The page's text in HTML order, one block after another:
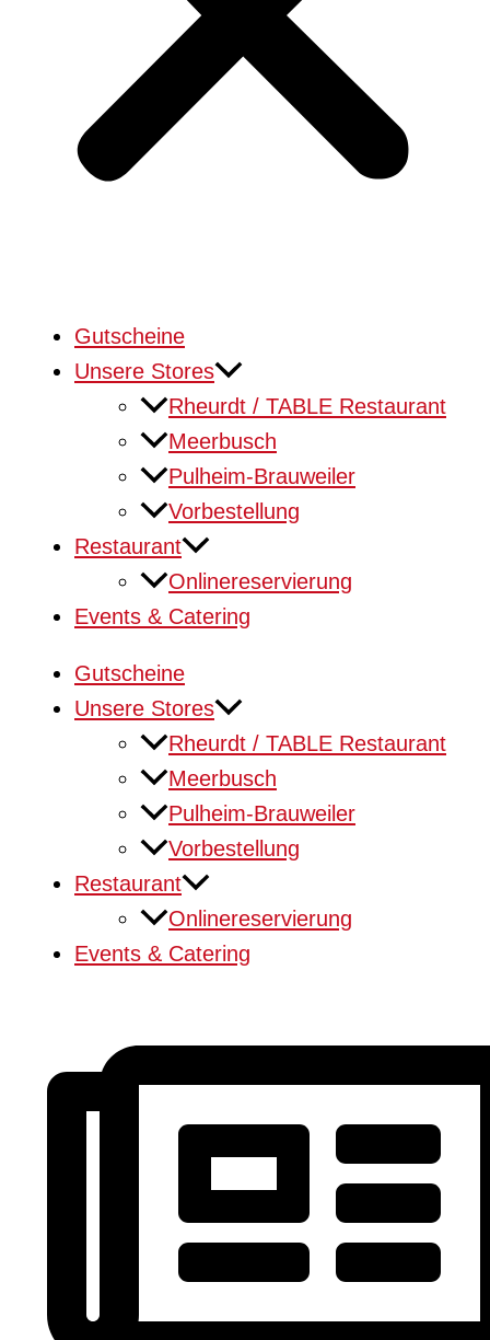
Gutscheine
Unsere Stores
Rheurdt / TABLE Restaurant
Meerbusch
Pulheim-Brauweiler
Vorbestellung
Restaurant
Onlinereservierung
Events & Catering
Gutscheine
Unsere Stores
Rheurdt / TABLE Restaurant
Meerbusch
Pulheim-Brauweiler
Vorbestellung
Restaurant
Onlinereservierung
Events & Catering